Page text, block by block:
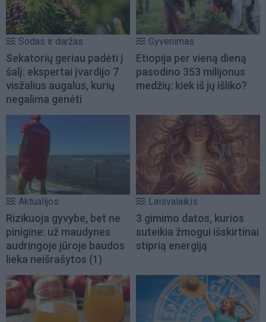
Sodas ir daržas
Sekatorių geriau padėti į
šalį: ekspertai įvardijo 7
visžalius augalus, kurių
negalima genėti
Gyvenimas
Etiopija per vieną dieną
pasodino 353 milijonus
medžių: kiek iš jų išliko?
Aktualijos
Rizikuoja gyvybe, bet ne
pinigine: už maudynes
audringoje jūroje baudos
lieka neišrašytos (1)
Laisvalaikis
3 gimimo datos, kurios
suteikia žmogui išskirtinai
stiprią energiją